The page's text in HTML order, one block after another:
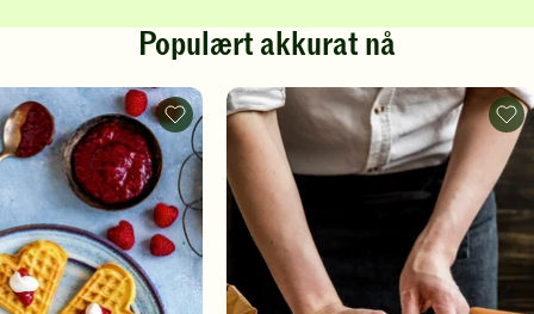
Populært akkurat nå
Vafler
-
legg
til
favoritter
-
legg
til